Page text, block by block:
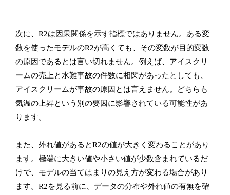
次に、R2は因果関係を示す指標ではありません。ある変
数を使ったモデルのR2が高くても、その変数が目的変数
の原因であるとは言い切れません。例えば、アイスクリ
ームの売上と水難事故の件数に相関があったとしても、
アイスクリームが事故の原因とは言えません。どちらも
気温の上昇という別の要因に影響されている可能性があ
ります。
また、外れ値があるとR2の値が大きく変わることがあり
ます。極端に大きい値や小さい値が少数含まれているだ
けで、モデルの当てはまりの見え方が変わる場合があり
ます。R2を見る前に、データの分布や外れ値の有無を確